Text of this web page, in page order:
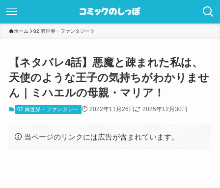
ホーム 02 異世界・ファンタジー
【ネタバレ4話】悪魔と疎まれた私は、
天使のような王子の気持ちがわかりませ
ん｜ミハエルの母親・マリア！
02 異世界・ファンタジー 2022年11月26日 2025年12月30日
当ページのリンクには広告が含まれています。